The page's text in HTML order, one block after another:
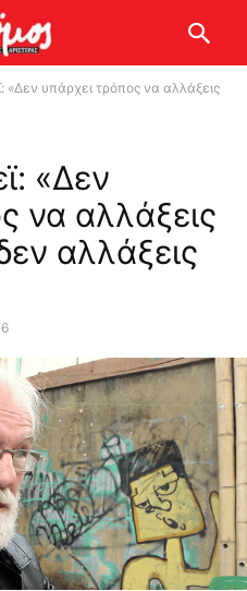
«Δεν υπάρχει τρόπος να αλλάξεις
«Δεν
να αλλάξεις
αλλάξεις